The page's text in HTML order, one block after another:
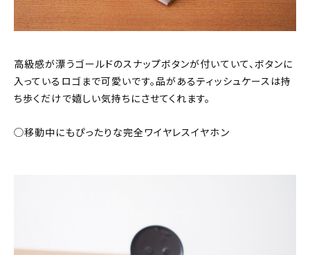
高級感が漂うゴールドのスナップボタンが付いていて、ボタンに
入っているロゴまで可愛いです。品があるティッシュケースは持
ち歩くだけで嬉しい気持ちにさせてくれます。
◯移動中にもぴったりな完全ワイヤレスイヤホン